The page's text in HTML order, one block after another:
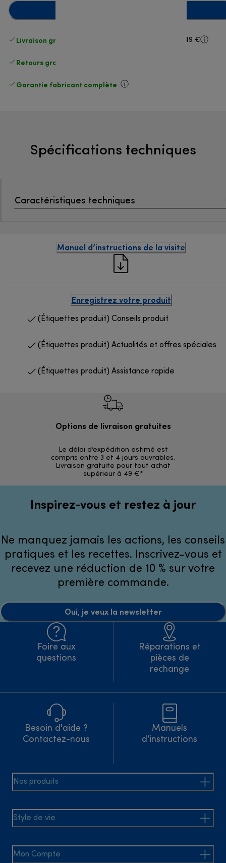
Livraison gratuite standard standard à partir de 49 €
Retours gratuits
Garantie fabricant complète .
Spécifications techniques
Caractéristiques techniques
Manuel d’instructions de la visite
Enregistrez votre produit
(Étiquettes produit) Conseils produit
(Étiquettes produit) Actualités et offres spéciales
(Étiquettes produit) Assistance rapide
Options de livraison gratuites
Le délai d’expédition estimé est
compris entre 3 et 4 jours ouvrables.
Livraison gratuite pour tout achat
supérieur à 49 €*
Inspirez-vous et restez à jour
Ne manquez jamais les actions, les conseils
pratiques et les recettes. Inscrivez-vous et
recevez une réduction de 10 % sur votre
première commande.
Oui, je veux la newsletter
Foire aux
questions
Réparations et
pièces de
rechange
Besoin d'aide ?
Contactez-nous
Manuels
d’instructions
Nos produits
Style de vie
Mon Compte